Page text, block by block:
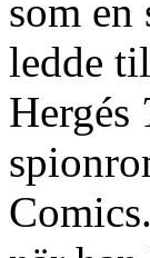
som en
ledde
Hergés